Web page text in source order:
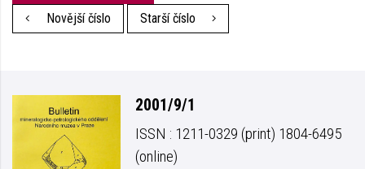
Novější číslo
Starší číslo
2001/9/1
ISSN : 1211-0329 (print) 1804-6495
(online)